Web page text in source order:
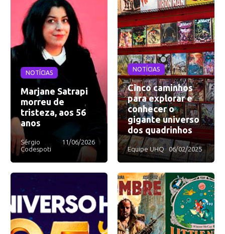
NOTÍCIAS
Marjane Satrapi
morreu de
tristeza, aos 56
anos
Sérgio
Codespoti
11/06/2026
NOTÍCIAS
Cinco caminhos
para explorar e
conhecer o
gigante universo
dos quadrinhos
Equipe UHQ 06/02/2025